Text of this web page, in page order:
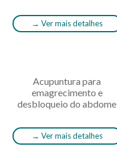
→ Ver mais detalhes
Acupuntura para
emagrecimento e
desbloqueio do abdome
→ Ver mais detalhes